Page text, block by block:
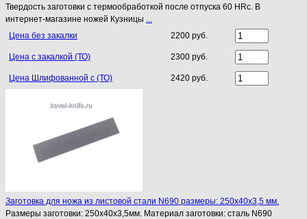
Твердость заготовки с термообработкой после отпуска 60 HRc. В
интернет-магазине ножей Кузницы ...
Цена без закалки
2200 руб.
Цена с закалкой (ТО) 2300 руб.
Цена Шлифованной с (ТО) 2420 руб.
Заготовка для ножа из листовой стали N690 размеры: 250х40х3,5 мм.
Размеры заготовки: 250х40х3,5мм. Материал заготовки: сталь N690